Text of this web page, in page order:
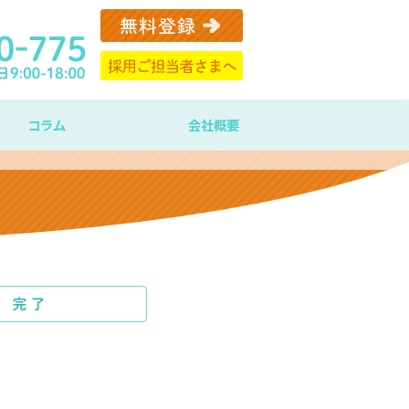
コラム 会社概要